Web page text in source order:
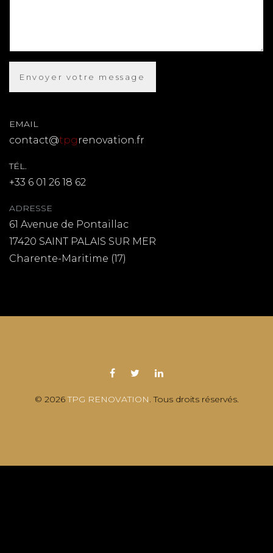
EMAIL
contact@tpg renovation.fr
TÉL.
+33 6 01 26 18 62
ADRESSE
61 Avenue de Pontaillac
17420 SAINT PALAIS SUR MER
Charente-Maritime (17)
© 2026TPG RENOVATION. Tous droits réservés.